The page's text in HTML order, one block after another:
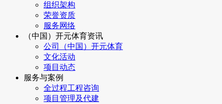
组织架构
荣誉资质
服务网络
（中国）开元体育资讯
公司（中国）开元体育
文化活动
项目动态
服务与案例
全过程工程咨询
项目管理及代建